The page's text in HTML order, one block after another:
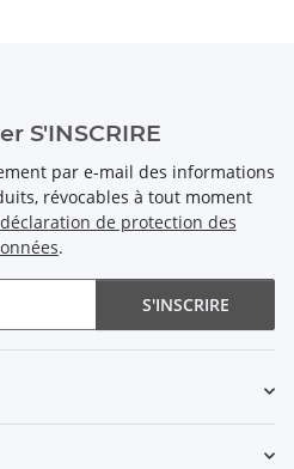
S'INSCRIRE
par e-mail des informations
révocables à tout moment
déclaration de protection des
.
S'INSCRIRE